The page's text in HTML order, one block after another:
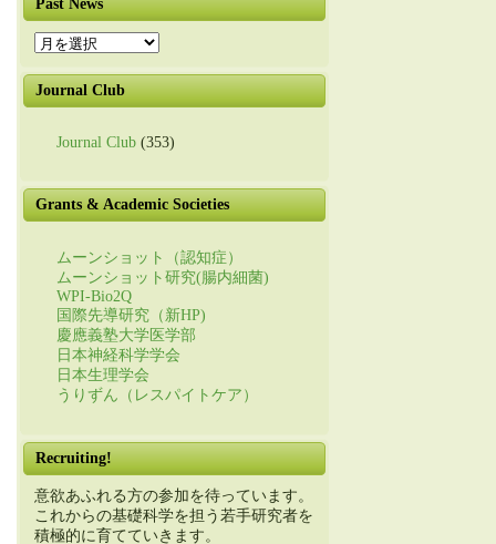
Past News
Past
News
Journal Club
Journal Club (353)
Grants & Academic Societies
ムーンショット（認知症）
ムーンショット研究(腸内細菌)
WPI-Bio2Q
国際先導研究（新HP)
慶應義塾大学医学部
日本神経科学学会
日本生理学会
うりずん（レスパイトケア）
Recruiting!
意欲あふれる方の参加を待っています。
これからの基礎科学を担う若手研究者を
積極的に育てていきます。